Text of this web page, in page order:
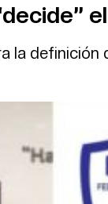
la